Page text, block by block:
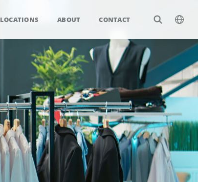
LOCATIONS ABOUT CONTACT